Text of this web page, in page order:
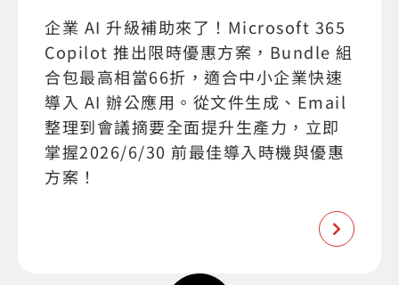
企業 AI 升級補助來了！Microsoft 365
Copilot 推出限時優惠方案，Bundle 組
合包最高相當66折，適合中小企業快速
導入 AI 辦公應用。從文件生成、Email
整理到會議摘要全面提升生產力，立即
掌握2026/6/30 前最佳導入時機與優惠
方案！